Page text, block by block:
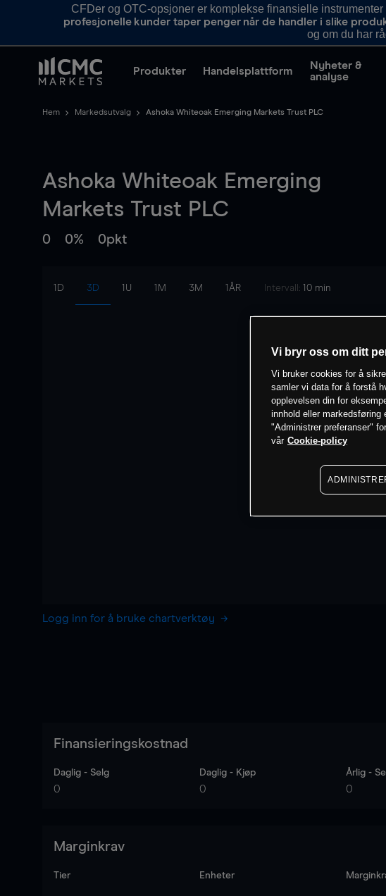
CFDer og OTC-opsjoner er komplekse finansielle
profesjonelle kunder taper penger når de handler i slike
og om du har
Produkter Handelsplattform
Nyheter &
analyse
Hem Markedsutvalg Ashoka Whiteoak Emerging Markets Trust PLC
Ashoka Whiteoak Emerging
Markets Trust PLC
0 0% 0pkt
1D 3D 1U 1M 3M 1ÅR Intervall: 10 min
Logg inn for å bruke chartverktøy
Finansieringskostnad
Daglig - Selg
0
Daglig - Kjøp
0
Årlig -
0
Marginkrav
Tier Enheter
Vi bryr oss om ditt
Vi bruker cookies for å
samler vi data for å forstå
opplevelsen din for
innhold eller markedsføring
"Administrer preferanser"
vår Cookie-policy